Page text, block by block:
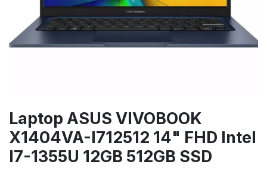
Laptop ASUS VIVOBOOK
X1404VA-I712512 14" FHD Intel
I7-1355U 12GB 512GB SSD